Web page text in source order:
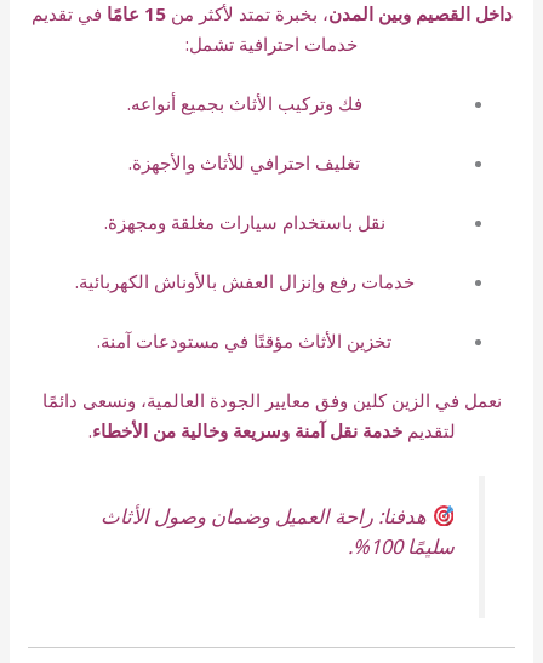
داخل القصيم وبين المدن، بخبرة تمتد لأكثر من15 عامًا
في تقديم
خدمات احترافية تشمل:
فك وتركيب الأثاث بجميع أنواعه.
تغليف احترافي للأثاث والأجهزة.
نقل باستخدام سيارات مغلقة ومجهزة.
خدمات رفع وإنزال العفش بالأوناش الكهربائية.
تخزين الأثاث مؤقتًا في مستودعات آمنة.
نعمل في الزين كلين وفق معايير الجودة العالمية، ونسعى دائمًا
لتقديمخدمة نقل آمنة وسريعة وخالية من الأخطاء.
هدفنا: راحة العميل وضمان وصول الأثاث
سليمًا 100%.